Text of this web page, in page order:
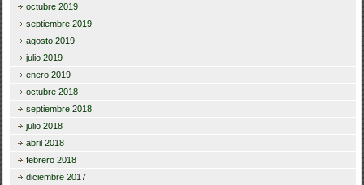
octubre 2019
septiembre 2019
agosto 2019
julio 2019
enero 2019
octubre 2018
septiembre 2018
julio 2018
abril 2018
febrero 2018
diciembre 2017